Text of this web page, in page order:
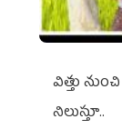
విత్తు
నిలుస్తూ..